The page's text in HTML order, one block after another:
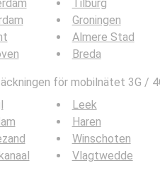
Tilburg
Groningen
Almere Stad
Breda
för mobilnätet 3G /
Leek
Haren
Winschoten
Vlagtwedde